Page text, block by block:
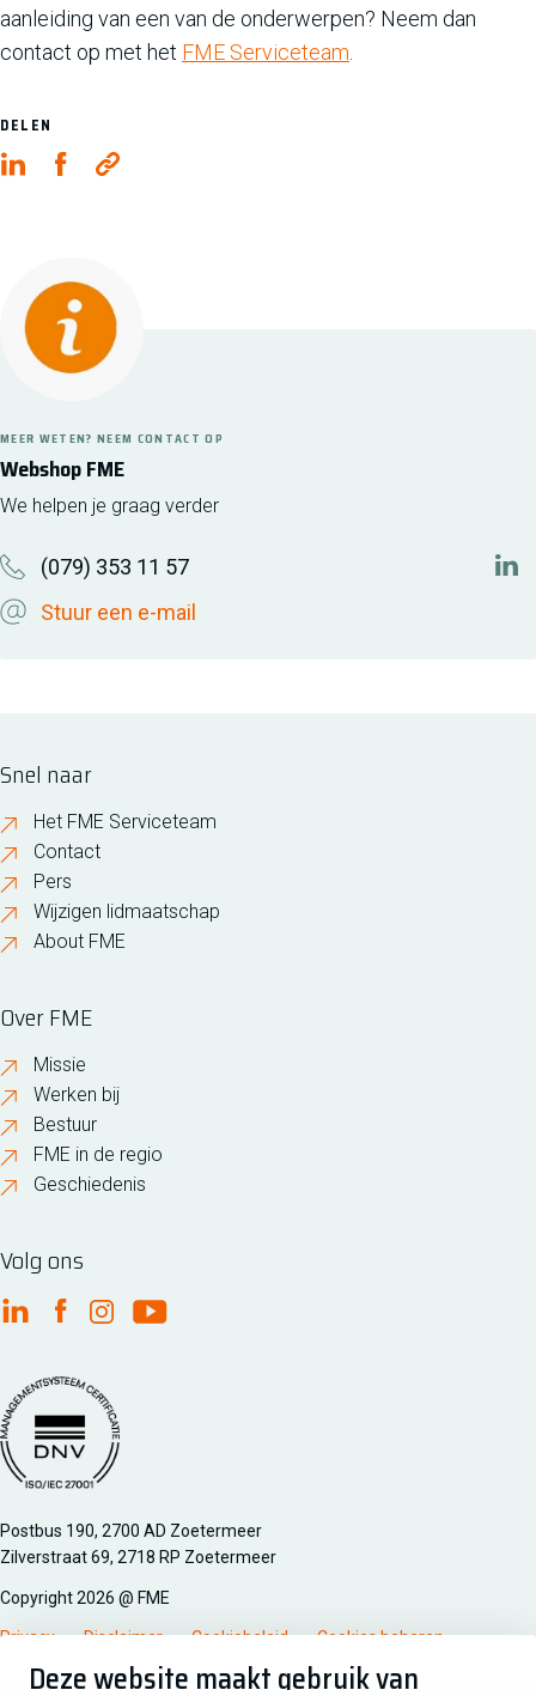
Deze website maakt gebruik van
aanleiding van een van de onderwerpen? Neem dan
contact op met het FME Serviceteam.
DELEN
Webshop FME
MEER WETEN? NEEM CONTACT OP
We helpen je graag verder
(079) 353 11 57
Stuur een e-mail
Snel naar
Het FME Serviceteam
Contact
Pers
Wijzigen lidmaatschap
About FME
Over FME
Missie
Werken bij
Bestuur
FME in de regio
Geschiedenis
Volg ons
FME Linkedin
FME Facebook
FME Instagram
FME Youtube
Managementsyteem certificatie DNV iso/iec 27001
Postbus 190, 2700 AD Zoetermeer
Zilverstraat 69, 2718 RP Zoetermeer
Copyright 2026 @ FME
Privacy Disclaimer Cookiebeleid Cookies beheren